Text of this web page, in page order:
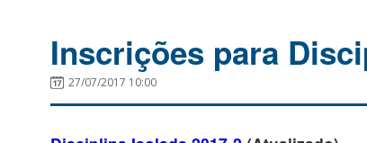
Inscrições para
27/07/2017 10:00